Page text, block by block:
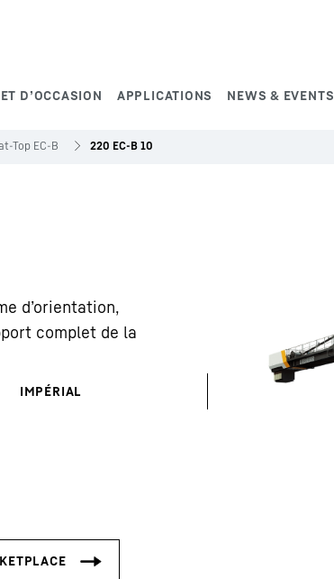
D’OCCASION APPLICATIONS NEWS & EVENTS
Top EC-B 220 EC-B 10
d’orientation,
complet de la
IMPÉRIAL